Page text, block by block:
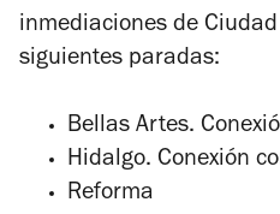
inmediaciones de
siguientes paradas:
Bellas Artes.
Hidalgo. Conexión
Reforma